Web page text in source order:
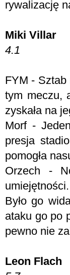
rywalizację
Miki Villar
4.1
FYM - Sztab
tym meczu,
zyskała na
Morf - J
presja
pomogła
Orzech -
Było go
ataku go po
pewno nie
Leon Flach